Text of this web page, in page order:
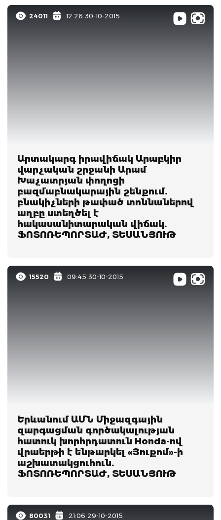
24011 12:26 30-10-2015
Արտակարգ իրավիճակ Արաբկիր
վարչական շրջանի Արամ
Խաչատրյան փողոցի
բազմաբնակարային շենքում.
բնակիչների թափած տոննաներով
աղբը ստեղծել է
հակասանիտարական վիճակ.
ՖՈՏՈՌԵՊՈՐՏԱԺ, ՏԵՍԱՆՅՈՒԹ
15520 09:45 30-10-2015
Երևանում ԱՄՆ Միջազգային
զարգացման գործակալության
հատուկ խորհրդատուն Honda-ով
վրաերթի է ենթարկել «Յուքոմ»-ի
աշխատակցուհուն.
ՖՈՏՈՌԵՊՈՐՏԱԺ, ՏԵՍԱՆՅՈՒԹ
80031 21:06 29-10-2015